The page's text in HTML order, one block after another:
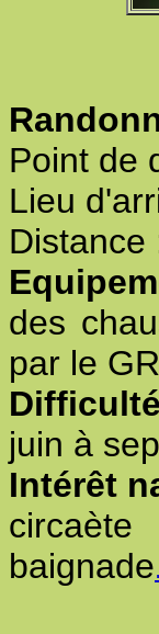
Point de
Lieu
Distance
des
par le
juin à
Intérêt
baignade.